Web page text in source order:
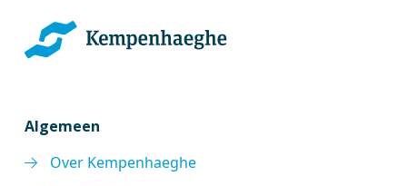
Algemeen
Over Kempenhaeghe